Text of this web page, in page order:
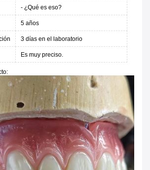
- ¿Qué es eso?
5 años
3 días en el laboratorio
Es muy preciso.